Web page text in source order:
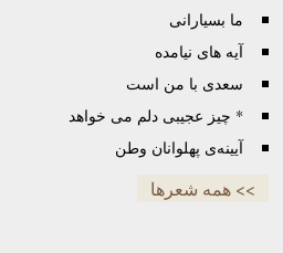
ما بسیارانی
آیه های نیامده
سعدی با من است
* چیز عجیبی دلم می خواهد
آیینه‌ی پهلوانان وطن
>> همه شعرها